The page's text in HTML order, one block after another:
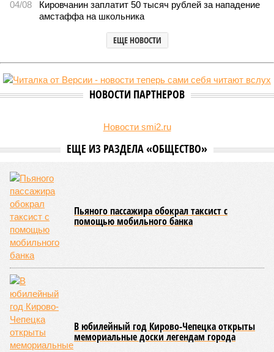
04/08
Кировчанин заплатит 50 тысяч рублей за нападение
амстаффа на школьника
ЕЩЕ НОВОСТИ
НОВОСТИ ПАРТНЕРОВ
Новости smi2.ru
ЕЩЕ ИЗ РАЗДЕЛА «ОБЩЕСТВО»
Пьяного пассажира обокрал таксист с
помощью мобильного банка
В юбилейный год Кирово-Чепецка открыты
мемориальные доски легендам города